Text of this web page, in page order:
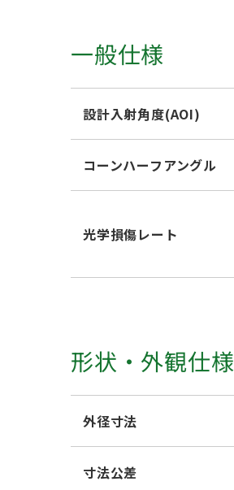
一般仕様
設計入射角度(AOI)
コーンハーフアングル
光学損傷レート
形状・外観仕様
外径寸法
寸法公差